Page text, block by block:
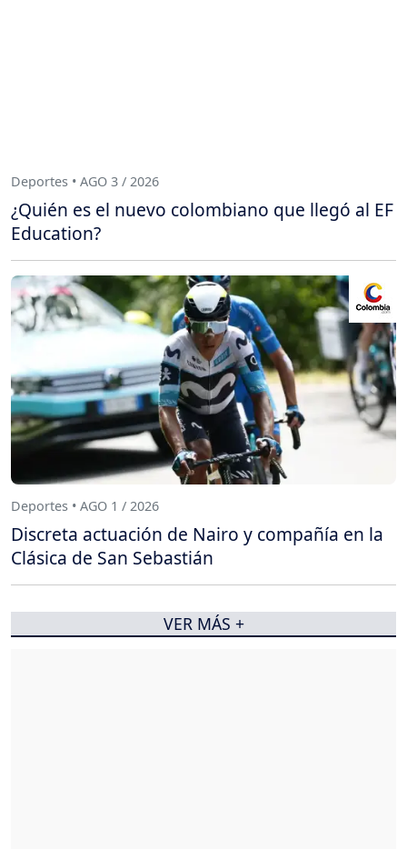
Deportes • AGO 3 / 2026
¿Quién es el nuevo colombiano que llegó al EF
Education?
Deportes • AGO 1 / 2026
Discreta actuación de Nairo y compañía en la
Clásica de San Sebastián
VER MÁS +